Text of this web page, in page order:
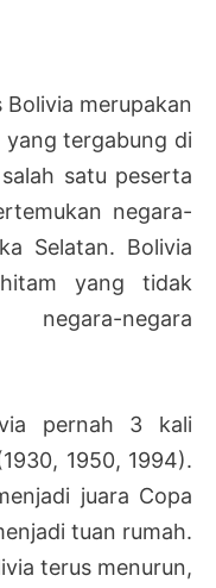
Bolivia merupakan
yang tergabung di
satu peserta
negara-
Selatan. Bolivia
yang tidak
negara
pernah 3 kali
1950, 1994).
juara Copa
tuan rumah.
terus menurun,